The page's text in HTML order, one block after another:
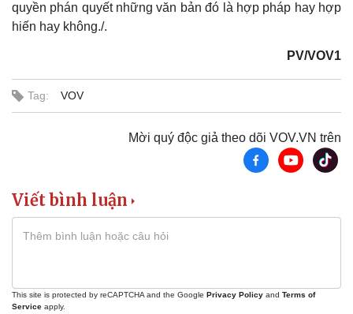
quyền phán quyết những văn bản đó là hợp pháp hay hợp
hiến hay không./.
PV/VOV1
Tag: VOV
Mời quý độc giả theo dõi VOV.VN trên
Viết bình luận
This site is protected by reCAPTCHA and the Google Privacy Policy and Terms of
Service apply.